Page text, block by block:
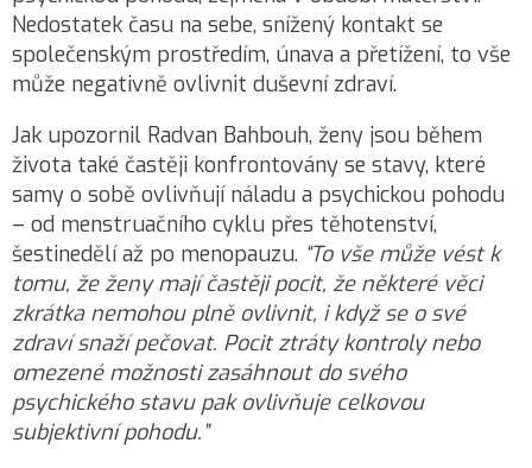
Nedostatek času na sebe, snížený kontakt se
společenským prostředím, únava a přetížení, to vše
může negativně ovlivnit duševní zdraví.
Jak upozornil Radvan Bahbouh, ženy jsou během
života také častěji konfrontovány se stavy, které
samy o sobě ovlivňují náladu a psychickou pohodu
– od menstruačního cyklu přes těhotenství,
šestinedělí až po menopauzu. “To vše může vést k
tomu, že ženy mají častěji pocit, že některé věci
zkrátka nemohou plně ovlivnit, i když se o své
zdraví snaží pečovat. Pocit ztráty kontroly nebo
omezené možnosti zasáhnout do svého
psychického stavu pak ovlivňuje celkovou
subjektivní pohodu.”